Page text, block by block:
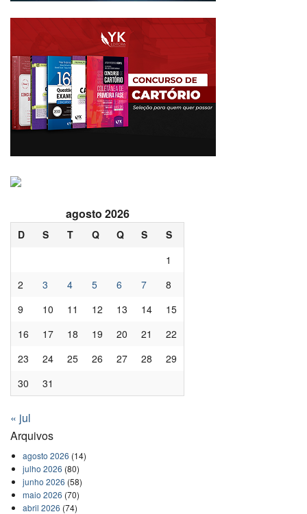
agosto 2026
D S T Q Q S
S
1
2
3 4 5 6 7
8
9
10 11 12 13 14
15
16
17 18 19 20 21
22
23
24 25 26 27 28
29
30
31
« jul
Arquivos
agosto 2026 (14)
julho 2026 (80)
junho 2026 (58)
maio 2026 (70)
abril 2026 (74)